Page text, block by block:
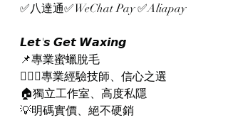
✅八達通✅WeChat Pay ✅Aliapay
𝙇𝙚𝙩'𝙨 𝙂𝙚𝙩 𝙒𝙖𝙭𝙞𝙣𝙜
📌專業蜜蠟脫毛
👨🏻‍⚕️專業經驗技師、信心之選
🏠獨立工作室、高度私隱
💡明碼實價、絕不硬銷